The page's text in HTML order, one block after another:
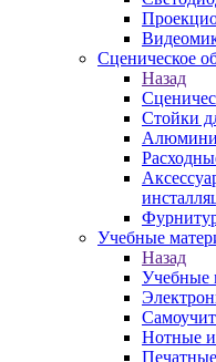
Сценическое
Назад
Стойки
Учебные
Назад
Учебные
Нотные